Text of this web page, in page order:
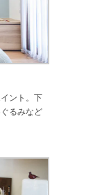
ント。下
るみなど